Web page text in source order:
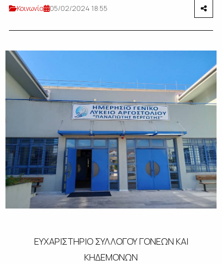
Κοινωνία 05/02/2024 18:55
ΕΥΧΑΡΙΣΤΗΡΙΟ ΣΥΛΛΟΓΟΥ ΓΟΝΕΩΝ ΚΑΙ
ΚΗΔΕΜΟΝΩΝ